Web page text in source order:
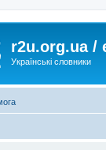
r2u.org.ua /
Українські словники